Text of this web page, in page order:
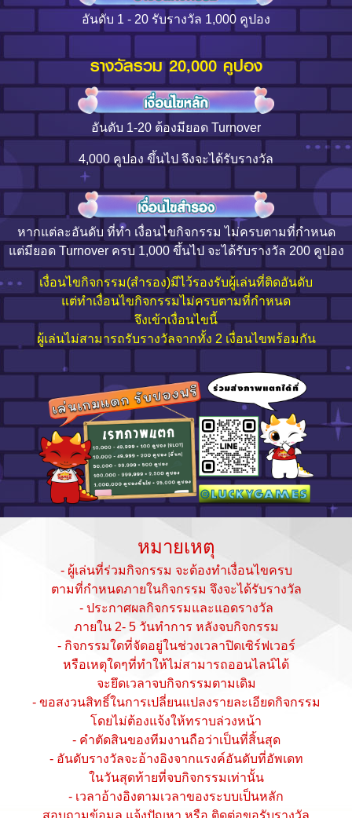
อันดับ 1 - 20 รับรางวัล 1,000 คูปอง
รางวัลรวม 20,000 คูปอง
อันดับ 1-20 ต้องมียอด Turnover
4,000 คูปอง ขึ้นไป จึงจะได้รับรางวัล
หากแต่ละอันดับ ที่ทำ เงื่อนไขกิจกรรม ไม่ครบตามที่กำหนด
แต่มียอด Turnover ครบ 1,000 ขึ้นไป จะได้รับรางวัล 200 คูปอง
เงื่อนไขกิจกรรม(สำรอง)มีไว้รองรับผู้เล่นที่ติดอันดับ
แต่ทำเงื่อนไขกิจกรรมไม่ครบตามที่กำหนด
จึงเข้าเงื่อนไขนี้
ผู้เล่นไม่สามารถรับรางวัลจากทั้ง 2 เงื่อนไขพร้อมกัน
หมายเหตุ
- ผู้เล่นที่ร่วมกิจกรรม จะต้องทำเงื่อนไขครบ
ตามที่กำหนดภายในกิจกรรม จึงจะได้รับรางวัล
- ประกาศผลกิจกรรมและแอดรางวัล
ภายใน 2- 5 วันทำการ หลังจบกิจกรรม
- กิจกรรมใดที่จัดอยู่ในช่วงเวลาปิดเซิร์ฟเวอร์
หรือเหตุใดๆที่ทำให้ไม่สามารถออนไลน์ได้
จะยึดเวลาจบกิจกรรมตามเดิม
- ขอสงวนสิทธิ์ในการเปลี่ยนแปลงรายละเอียดกิจกรรม
โดยไม่ต้องแจ้งให้ทราบล่วงหน้า
- คำตัดสินของทีมงานถือว่าเป็นที่สิ้นสุด
- อันดับรางวัลจะอ้างอิงจากแรงค์อันดับที่อัพเดท
ในวันสุดท้ายที่จบกิจกรรมเท่านั้น
- เวลาอ้างอิงตามเวลาของระบบเป็นหลัก